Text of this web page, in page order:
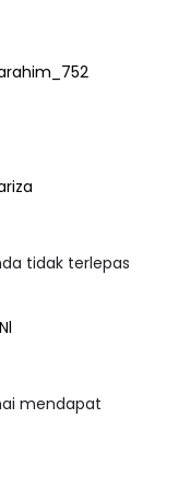
tidak terlepas
mendapat